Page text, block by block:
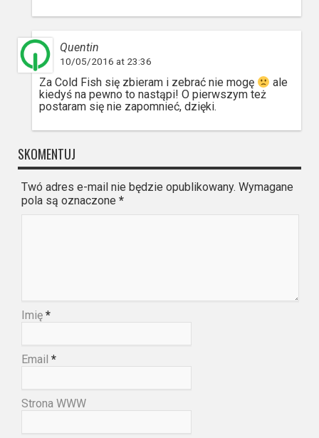
Quentin
10/05/2016 at 23:36
Za Cold Fish się zbieram i zebrać nie mogę
ale
kiedyś na pewno to nastąpi! O pierwszym też
postaram się nie zapomnieć, dzięki.
SKOMENTUJ
Twó adres e-mail nie będzie opublikowany. Wymagane
pola są oznaczone *
Imię *
Email *
Strona WWW